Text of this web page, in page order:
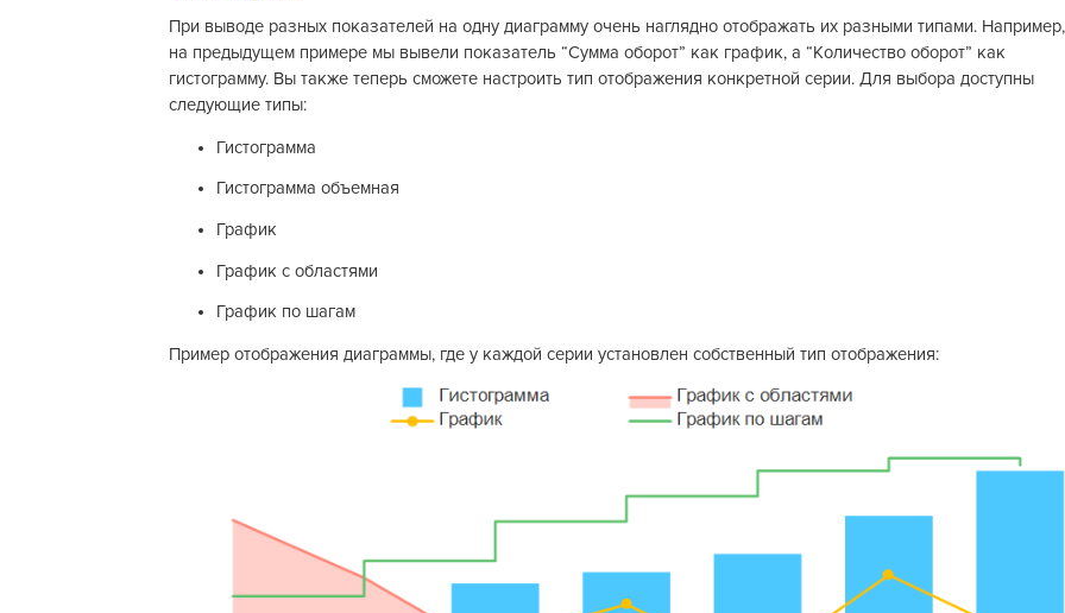
При выводе разных показателей на одну диаграмму очень наглядно отображать их разными типами. Например,
на предыдущем примере мы вывели показатель “Cумма оборот” как график, а “Количество оборот” как
гистограмму. Вы также теперь сможете настроить тип отображения конкретной серии. Для выбора доступны
следующие типы:
Гистограмма
Гистограмма объемная
График
График с областями
График по шагам
Пример отображения диаграммы, где у каждой серии установлен собственный тип отображения: